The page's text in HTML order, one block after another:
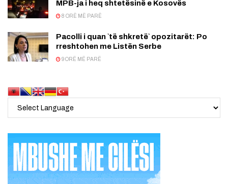
MPB-ja i heq shtetësinë e Kosovës
8 ORË MË PARË
Pacolli i quan `të shkretë` opozitarët: Po
rreshtohen me Listën Serbe
9 ORË MË PARË